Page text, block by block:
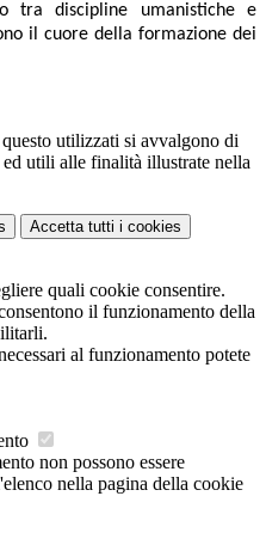
tra discipline umanistiche e
il cuore della formazione dei
utilizzati si avvalgono di
utili alle finalità illustrate nella
Accetta tutti i cookies
quali cookie consentire.
il funzionamento della
al funzionamento potete
non possono essere
nella pagina della cookie